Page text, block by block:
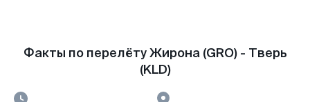
Факты по перелёту Жирона (GRO) - Тверь
(KLD)